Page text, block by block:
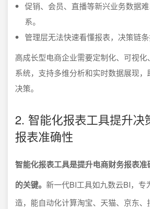
促销、会员、直播等新兴业务数据
系。
管理层无法快速看懂报表，决策链条
高成长型电商企业需要定制化、可视化
系统，支持多维分析和实时数据展现
决策。
2. 智能化报表工具提升决
报表准确性
智能化报表工具是提升电商财务报表
的关键。 新一代BI工具如九数云BI，专
造，能自动化计算淘宝、天猫、京东